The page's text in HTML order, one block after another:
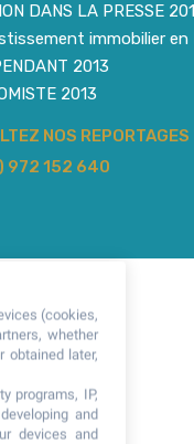
DANS LA PRESSE
immobilier en
2013
2013
NOS
972 152 640
(cookies,
whether
obtained later,
programs, IP,
and
devices and